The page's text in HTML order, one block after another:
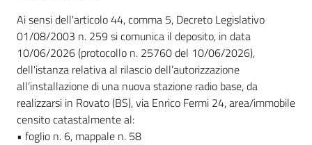
Ai sensi dell'articolo 44, comma 5, Decreto Legislativo
01/08/2003 n. 259 si comunica il deposito, in data
10/06/2026 (protocollo n. 25760 del 10/06/2026),
dell'istanza relativa al rilascio dell’autorizzazione
all’installazione di una nuova stazione radio base, da
realizzarsi in Rovato (BS), via Enrico Fermi 24, area/immobile
censito catastalmente al:
• foglio n. 6, mappale n. 58